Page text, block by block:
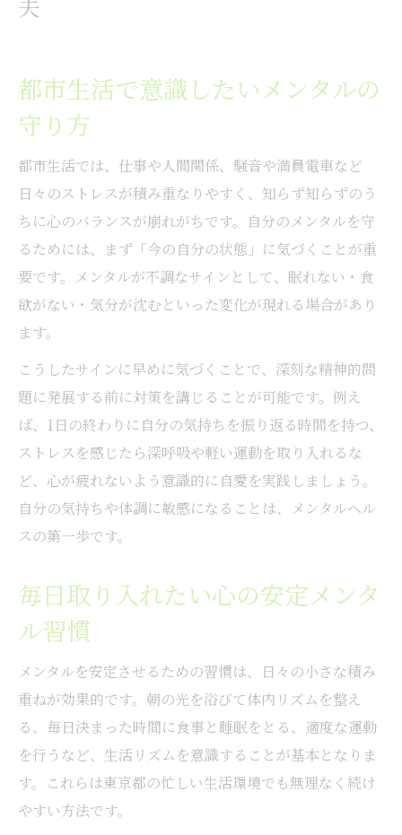
夫
都市生活で意識したいメンタルの
守り方
都市生活では、仕事や人間関係、騒音や満員電車など
日々のストレスが積み重なりやすく、知らず知らずのう
ちに心のバランスが崩れがちです。自分のメンタルを守
るためには、まず「今の自分の状態」に気づくことが重
要です。メンタルが不調なサインとして、眠れない・食
欲がない・気分が沈むといった変化が現れる場合があり
ます。
こうしたサインに早めに気づくことで、深刻な精神的問
題に発展する前に対策を講じることが可能です。例え
ば、1日の終わりに自分の気持ちを振り返る時間を持つ、
ストレスを感じたら深呼吸や軽い運動を取り入れるな
ど、心が疲れないよう意識的に自愛を実践しましょう。
自分の気持ちや体調に敏感になることは、メンタルヘル
スの第一歩です。
毎日取り入れたい心の安定メンタ
ル習慣
メンタルを安定させるための習慣は、日々の小さな積み
重ねが効果的です。朝の光を浴びて体内リズムを整え
る、毎日決まった時間に食事と睡眠をとる、適度な運動
を行うなど、生活リズムを意識することが基本となりま
す。これらは東京都の忙しい生活環境でも無理なく続け
やすい方法です。